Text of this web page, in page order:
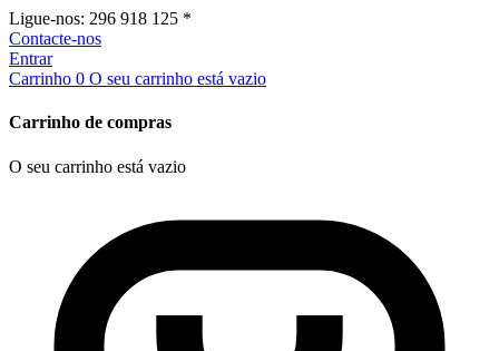
Ligue-nos: 296 918 125 *
Contacte-nos
Entrar
Carrinho 0 O seu carrinho está vazio
Carrinho de compras
O seu carrinho está vazio